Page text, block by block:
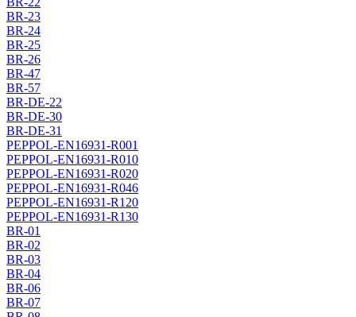
BR-23
BR-24
BR-25
BR-26
BR-47
BR-57
BR-DE-22
BR-DE-30
BR-DE-31
PEPPOL-EN16931-R001
PEPPOL-EN16931-R010
PEPPOL-EN16931-R020
PEPPOL-EN16931-R046
PEPPOL-EN16931-R120
PEPPOL-EN16931-R130
BR-01
BR-02
BR-03
BR-04
BR-06
BR-07